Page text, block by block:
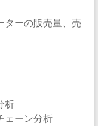
ターの販売量、売
析
ェーン分析